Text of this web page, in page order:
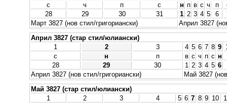
с
ч п с н п в с ч п
28
29 30 31 1 2 3 4 5 6
Март 3827 (нов стил/григориански)
Април 3827
Април 3827 (стар стил/юлиански)
1
2 3 4 5 6 7 8 9
с
н п в с ч п с н
28
29 30 1 2 3 4 5 6
Април 3827 (нов стил/григориански)
Май 3827
Май 3827 (стар стил/юлиански)
1
2 3 4 5 6 7 8 9 10